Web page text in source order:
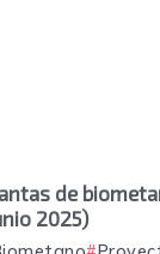
de
2025)